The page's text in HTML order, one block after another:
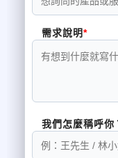
需求說明
我們怎麼稱呼你